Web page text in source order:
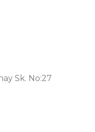
Sk. No:27